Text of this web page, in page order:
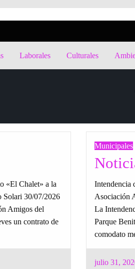
Laborales Culturales
«El Chalet» a la
Solari 30/07/2026
Amigos del
un contrato de
Municipales
Intendencia
Asociación
La
Parque
comodato
Posted
julio 31,